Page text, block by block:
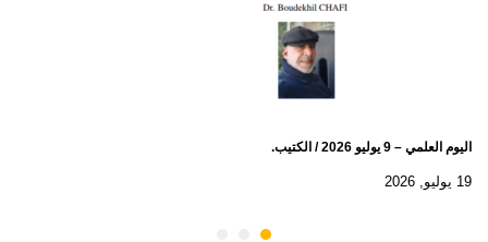
اليوم العلمي – 9 يوليو 2026 / الكتيب.
19 يوليو, 2026